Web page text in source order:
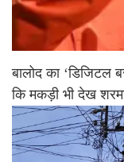
बालोद का ‘डिजिटल
कि मकड़ी भी देख